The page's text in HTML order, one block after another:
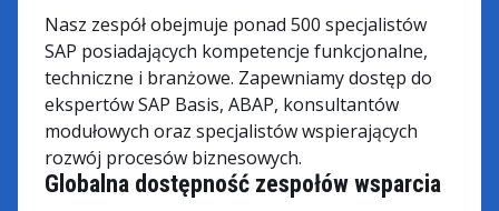
Nasz zespół obejmuje ponad 500 specjalistów
SAP posiadających kompetencje funkcjonalne,
techniczne i branżowe. Zapewniamy dostęp do
ekspertów SAP Basis, ABAP, konsultantów
modułowych oraz specjalistów wspierających
rozwój procesów biznesowych.
Globalna dostępność zespołów wsparcia